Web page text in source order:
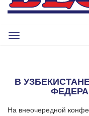
Toggle
В
На внеочередной